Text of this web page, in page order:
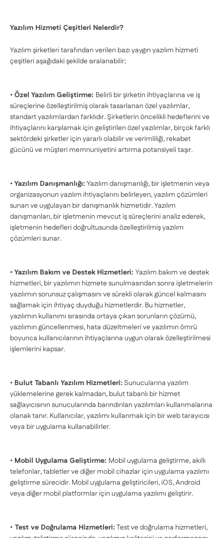
Yazılım Hizmeti Çeşitleri Nelerdir?
Yazılım şirketleri tarafından verilen bazı yaygın yazılım hizmeti
çeşitleri aşağıdaki şekilde sıralanabilir;
• Özel Yazılım Geliştirme: Belirli bir şirketin ihtiyaçlarına ve iş
süreçlerine özelleştirilmiş olarak tasarlanan özel yazılımlar,
standart yazılımlardan farklıdır. Şirketlerin öncelikli hedeflerini ve
ihtiyaçlarını karşılamak için geliştirilen özel yazılımlar, birçok farklı
sektördeki şirketler için yararlı olabilir ve verimliliği, rekabet
gücünü ve müşteri memnuniyetini artırma potansiyeli taşır.
• Yazılım Danışmanlığı: Yazılım danışmanlığı, bir işletmenin veya
organizasyonun yazılım ihtiyaçlarını belirleyen, yazılım çözümleri
sunan ve uygulayan bir danışmanlık hizmetidir. Yazılım
danışmanları, bir işletmenin mevcut iş süreçlerini analiz ederek,
işletmenin hedefleri doğrultusunda özelleştirilmiş yazılım
çözümleri sunar.
• Yazılım Bakım ve Destek Hizmetleri: Yazılım bakım ve destek
hizmetleri, bir yazılımın hizmete sunulmasından sonra işletmelerin
yazılımın sorunsuz çalışmasını ve sürekli olarak güncel kalmasını
sağlamak için ihtiyaç duyduğu hizmetlerdir. Bu hizmetler,
yazılımın kullanımı sırasında ortaya çıkan sorunların çözümü,
yazılımın güncellenmesi, hata düzeltmeleri ve yazılımın ömrü
boyunca kullanıcılarının ihtiyaçlarına uygun olarak özelleştirilmesi
işlemlerini kapsar.
• Bulut Tabanlı Yazılım Hizmetleri: Sunucularına yazılım
yüklemelerine gerek kalmadan, bulut tabanlı bir hizmet
sağlayıcısının sunucularında barındırılan yazılımları kullanmalarına
olanak tanır. Kullanıcılar, yazılımı kullanmak için bir web tarayıcısı
veya bir uygulama kullanabilirler.
• Mobil Uygulama Geliştirme: Mobil uygulama geliştirme, akıllı
telefonlar, tabletler ve diğer mobil cihazlar için uygulama yazılımı
geliştirme sürecidir. Mobil uygulama geliştiricileri, iOS, Android
veya diğer mobil platformlar için uygulama yazılımı geliştirir.
• Test ve Doğrulama Hizmetleri: Test ve doğrulama hizmetleri,